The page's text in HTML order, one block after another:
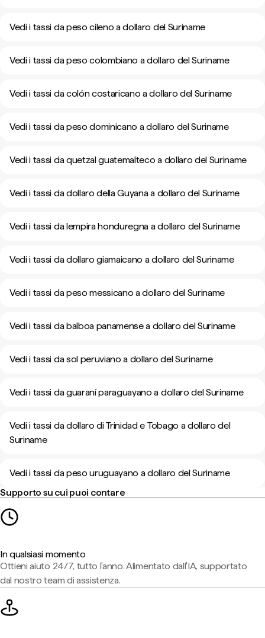
Vedi i tassi da peso cileno a dollaro del Suriname
Vedi i tassi da peso colombiano a dollaro del Suriname
Vedi i tassi da colón costaricano a dollaro del Suriname
Vedi i tassi da peso dominicano a dollaro del Suriname
Vedi i tassi da quetzal guatemalteco a dollaro del Suriname
Vedi i tassi da dollaro della Guyana a dollaro del Suriname
Vedi i tassi da lempira honduregna a dollaro del Suriname
Vedi i tassi da dollaro giamaicano a dollaro del Suriname
Vedi i tassi da peso messicano a dollaro del Suriname
Vedi i tassi da balboa panamense a dollaro del Suriname
Vedi i tassi da sol peruviano a dollaro del Suriname
Vedi i tassi da guaraní paraguayano a dollaro del Suriname
Vedi i tassi da dollaro di Trinidad e Tobago a dollaro del
Suriname
Vedi i tassi da peso uruguayano a dollaro del Suriname
Supporto su cui puoi contare
In qualsiasi momento
Ottieni aiuto 24/7, tutto l'anno. Alimentato dall'IA, supportato
dal nostro team di assistenza.